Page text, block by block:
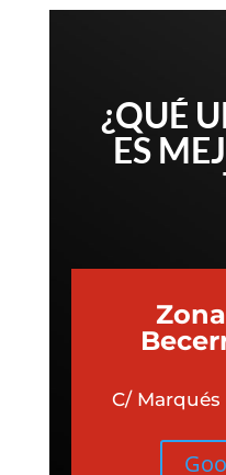
¿QUÉ
ES
C/